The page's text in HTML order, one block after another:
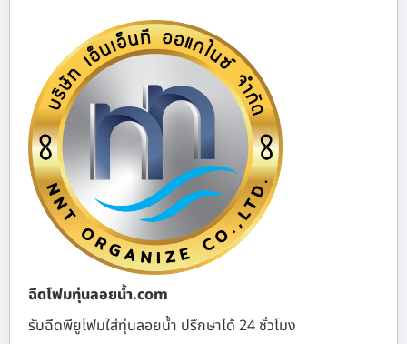
ฉีดโฟมทุ่นลอยน้ำ.com
รับฉีดพียูโฟมใส่ทุ่นลอยน้ำ ปรึกษาได้ 24 ชั่วโมง